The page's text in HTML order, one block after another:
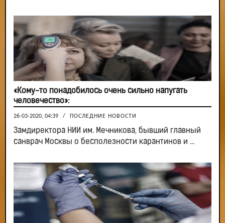
«Кому-то понадобилось очень сильно напугать
человечество»:
26-03-2020, 04:39 / ПОСЛЕДНИЕ НОВОСТИ
Замдиректора НИИ им. Мечникова, бывший главный
санврач Москвы о бесполезности карантинов и ...